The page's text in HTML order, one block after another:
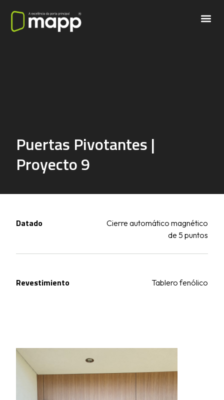
Puertas Pivotantes |
Proyecto 9
Datado
Cierre automático magnético
de 5 puntos
Revestimiento Tablero fenólico